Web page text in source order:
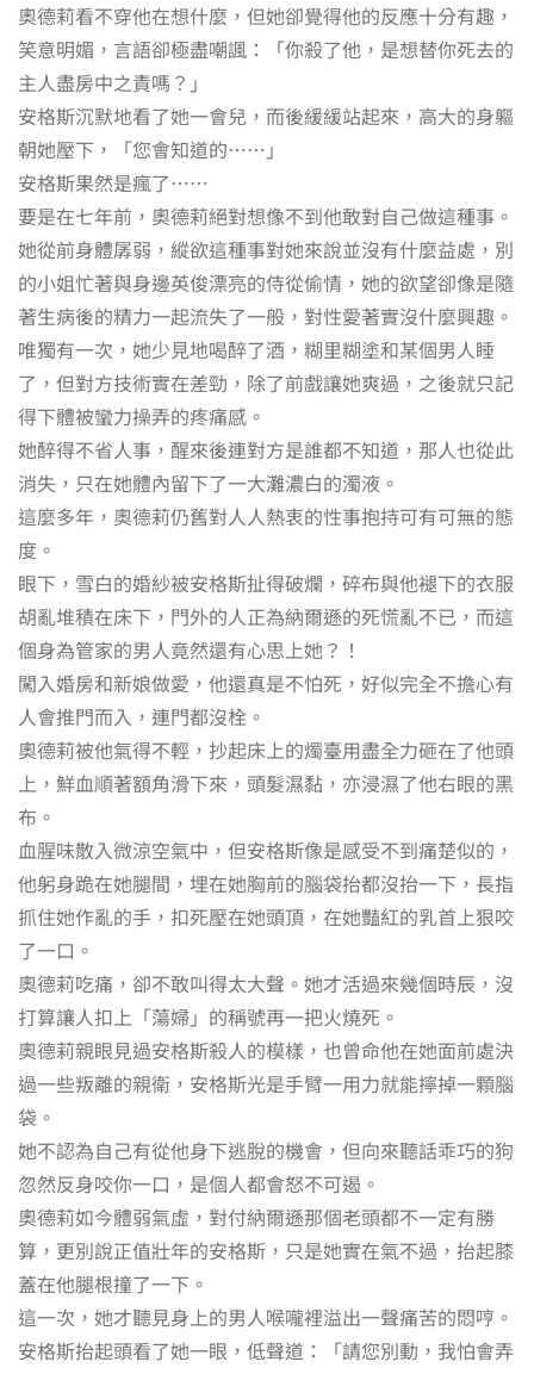
奧德莉看不穿他在想什麼，但她卻覺得他的反應十分有趣，
笑意明媚，言語卻極盡嘲諷：「你殺了他，是想替你死去的
主人盡房中之責嗎？」
安格斯沉默地看了她一會兒，而後緩緩站起來，高大的身軀
朝她壓下，「您會知道的……」
安格斯果然是瘋了……
要是在七年前，奧德莉絕對想像不到他敢對自己做這種事。
她從前身體孱弱，縱欲這種事對她來說並沒有什麼益處，別
的小姐忙著與身邊英俊漂亮的侍從偷情，她的欲望卻像是隨
著生病後的精力一起流失了一般，對性愛著實沒什麼興趣。
唯獨有一次，她少見地喝醉了酒，糊里糊塗和某個男人睡
了，但對方技術實在差勁，除了前戲讓她爽過，之後就只記
得下體被蠻力操弄的疼痛感。
她醉得不省人事，醒來後連對方是誰都不知道，那人也從此
消失，只在她體內留下了一大灘濃白的濁液。
這麼多年，奧德莉仍舊對人人熱衷的性事抱持可有可無的態
度。
眼下，雪白的婚紗被安格斯扯得破爛，碎布與他褪下的衣服
胡亂堆積在床下，門外的人正為納爾遜的死慌亂不已，而這
個身為管家的男人竟然還有心思上她？！
闖入婚房和新娘做愛，他還真是不怕死，好似完全不擔心有
人會推門而入，連門都沒栓。
奧德莉被他氣得不輕，抄起床上的燭臺用盡全力砸在了他頭
上，鮮血順著額角滑下來，頭髮濕黏，亦浸濕了他右眼的黑
布。
血腥味散入微涼空氣中，但安格斯像是感受不到痛楚似的，
他躬身跪在她腿間，埋在她胸前的腦袋抬都沒抬一下，長指
抓住她作亂的手，扣死壓在她頭頂，在她豔紅的乳首上狠咬
了一口。
奧德莉吃痛，卻不敢叫得太大聲。她才活過來幾個時辰，沒
打算讓人扣上「蕩婦」的稱號再一把火燒死。
奧德莉親眼見過安格斯殺人的模樣，也曾命他在她面前處決
過一些叛離的親衛，安格斯光是手臂一用力就能擰掉一顆腦
袋。
她不認為自己有從他身下逃脫的機會，但向來聽話乖巧的狗
忽然反身咬你一口，是個人都會怒不可遏。
奧德莉如今體弱氣虛，對付納爾遜那個老頭都不一定有勝
算，更別說正值壯年的安格斯，只是她實在氣不過，抬起膝
蓋在他腿根撞了一下。
這一次，她才聽見身上的男人喉嚨裡溢出一聲痛苦的悶哼。
安格斯抬起頭看了她一眼，低聲道：「請您別動，我怕會弄